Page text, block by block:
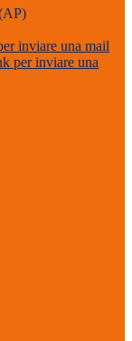
inviare una mail
per inviare una